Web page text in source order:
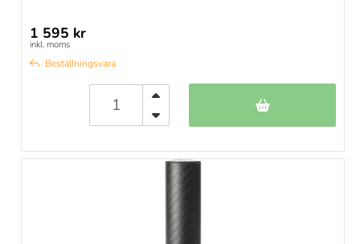
1 595 kr
inkl. moms
Beställningsvara